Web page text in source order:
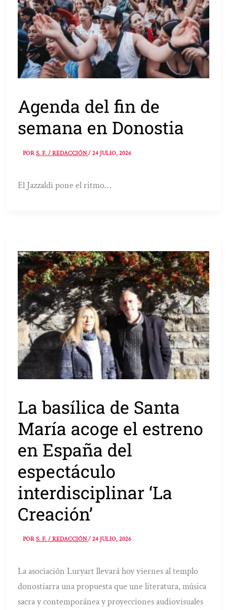
Agenda del fin de
semana en Donostia
PORS. F. / REDACCIÓN/24 JULIO, 2026
El Jazzaldi pone el ritmo…
La basílica de Santa
María acoge el estreno
en España del
espectáculo
interdisciplinar ‘La
Creación’
PORS. F. / REDACCIÓN/24 JULIO, 2026
La asociación Luryart llevará hoy viernes al templo
donostiarra una propuesta que une literatura, música
sacra y contemporánea y proyecciones audiovisuales